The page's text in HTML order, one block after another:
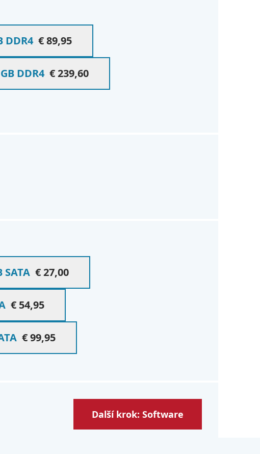
DDR4 € 89,95
DDR4 € 239,60
SATA € 27,00
€ 54,95
€ 99,95
Další krok: Software